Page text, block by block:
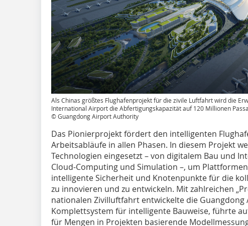
Als Chinas größtes Flughafenprojekt für die zivile Luftfahrt wird die
International Airport die Abfertigungskapazität auf 120 Millionen
© Guangdong Airport Authority
Das Pionierprojekt fördert den intelligenten
Arbeitsabläufe in allen Phasen. In diesem Projekt
Technologien eingesetzt – von digitalem Bau und
Cloud-Computing und Simulation –, um
intelligente Sicherheit und Knotenpunkte für die
zu innovieren und zu entwickeln. Mit zahlreichen
nationalen Zivilluftfahrt entwickelte die
Komplettsystem für intelligente Bauweise, führte
für Mengen in Projekten basierende